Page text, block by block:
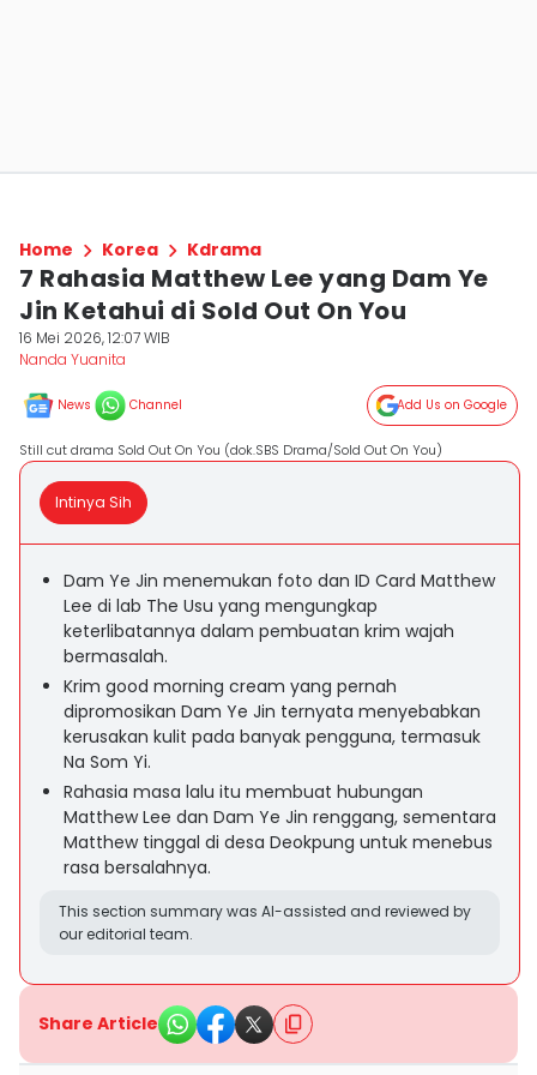
Home Korea Kdrama
7 Rahasia Matthew Lee yang Dam Ye
Jin Ketahui di Sold Out On You
16 Mei 2026, 12:07 WIB
Nanda Yuanita
News Channel Add Us on Google
Still cut drama Sold Out On You (dok.SBS Drama/Sold Out On You)
Intinya Sih
Dam Ye Jin menemukan foto dan ID Card Matthew
Lee di lab The Usu yang mengungkap
keterlibatannya dalam pembuatan krim wajah
bermasalah.
Krim good morning cream yang pernah
dipromosikan Dam Ye Jin ternyata menyebabkan
kerusakan kulit pada banyak pengguna, termasuk
Na Som Yi.
Rahasia masa lalu itu membuat hubungan
Matthew Lee dan Dam Ye Jin renggang, sementara
Matthew tinggal di desa Deokpung untuk menebus
rasa bersalahnya.
This section summary was AI-assisted and reviewed by
our editorial team.
Share Article